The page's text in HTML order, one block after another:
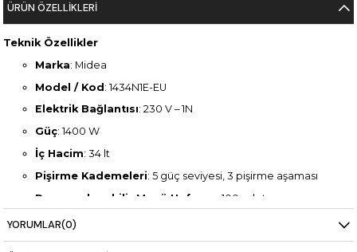
ÜRÜN ÖZELLIKLERI
Teknik Özellikler
Marka: Midea
Model / Kod: 1434N1E-EU
Elektrik Bağlantısı: 230 V – 1N
Güç: 1400 W
İç Hacim: 34 lt
Pişirme Kademeleri: 5 güç seviyesi, 3 pişirme aşaması
Programlanabilir Menü Hafızası
: 100 adet
Kontrol
zamanlayıcı
YORUMLAR(0)